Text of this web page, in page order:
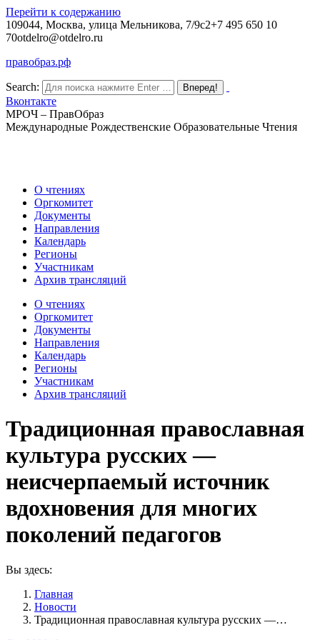
Перейти к содержанию
109044, Москва, улица Мельникова, 7/9с2+7 495 650 10
70otdelro@otdelro.ru
правобраз.рф
Search:
Вконтакте
МРОЧ – ПравОбраз
Международные Рождественские Образовательные Чтения
О чтениях
Оргкомитет
Документы
Направления
Календарь
Регионы
Участникам
Архив трансляций
О чтениях
Оргкомитет
Документы
Направления
Календарь
Регионы
Участникам
Архив трансляций
Традиционная православная
культура русских —
неисчерпаемый источник
вдохновения для многих
поколений педагогов
Вы здесь:
Главная
Новости
Традиционная православная культура русских —…